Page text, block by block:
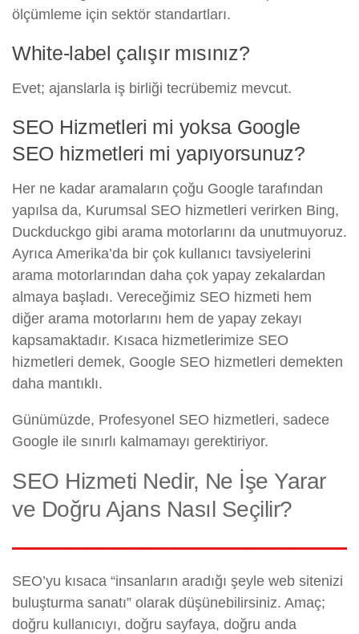
ölçümleme için sektör standartları.
White-label çalışır mısınız?
Evet; ajanslarla iş birliği tecrübemiz mevcut.
SEO Hizmetleri mi yoksa Google
SEO hizmetleri mi yapıyorsunuz?
Her ne kadar aramaların çoğu Google tarafından
yapılsa da, Kurumsal SEO hizmetleri verirken Bing,
Duckduckgo gibi arama motorlarını da unutmuyoruz.
Ayrıca Amerika’da bir çok kullanıcı tavsiyelerini
arama motorlarından daha çok yapay zekalardan
almaya başladı. Vereceğimiz SEO hizmeti hem
diğer arama motorlarını hem de yapay zekayı
kapsamaktadır. Kısaca hizmetlerimize SEO
hizmetleri demek, Google SEO hizmetleri demekten
daha mantıklı.
Günümüzde, Profesyonel SEO hizmetleri, sadece
Google ile sınırlı kalmamayı gerektiriyor.
SEO Hizmeti Nedir, Ne İşe Yarar
ve Doğru Ajans Nasıl Seçilir?
SEO’yu kısaca “insanların aradığı şeyle web sitenizi
buluşturma sanatı” olarak düşünebilirsiniz. Amaç;
doğru kullanıcıyı, doğru sayfaya, doğru anda